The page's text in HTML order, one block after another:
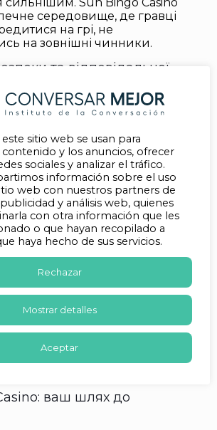
середовище, де гравці
на грі, не
на зовнішні чинники.
та відповідальної
незалежно від досвіду,
пріоритет безпеці та
грі. Це означає грати лише
ви можете дозволити собі
коли зупинитися. Казино,
гравців, надає
для контролю над грою та
у разі потреби.
гра – це запорука того, що
залишатимуться приємним
Sun Bingo Casino
безпечного
де гравці можуть
своїми улюбленими
що їхній добробут є
Це створює довіру та
ваш шлях до
sitio web se usan para
y los anuncios, ofrecer
sociales y analizar el tráfico.
información sobre el uso
web con nuestros partners de
y análisis web, quienes
con otra información que les
o que hayan recopilado a
haya hecho de sus servicios.
Rechazar
Mostrar detalles
Aceptar